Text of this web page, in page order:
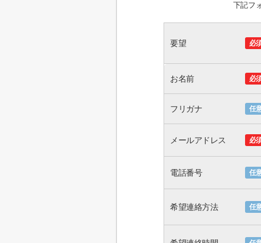
下記フ
要望 必
お名前 必
フリガナ 任
メールアドレス 必
電話番号 任
希望連絡方法 任